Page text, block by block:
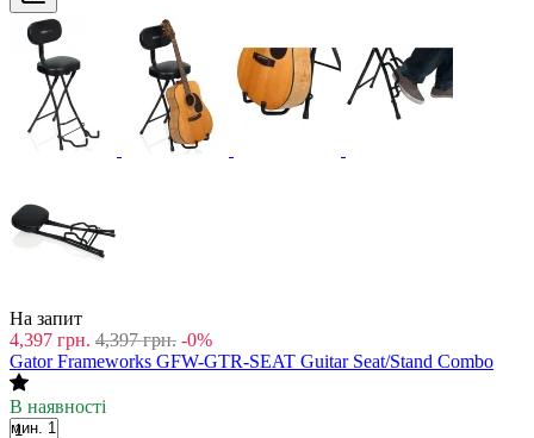
На запит
4,397 грн. 4,397 грн. -0%
Gator Frameworks GFW-GTR-SEAT Guitar Seat/Stand Combo
В наявності
мин. 1